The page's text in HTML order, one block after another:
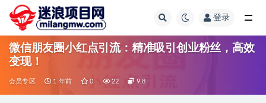
登录
微信朋友圈小红点引流：精准吸引创业粉丝，高效
变现！
会员专区 1 年前 0 22 9.8
全部